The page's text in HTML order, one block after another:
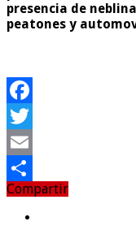
presencia de
peatones y
Facebook
Twitter
Email
Compartir
Compartir